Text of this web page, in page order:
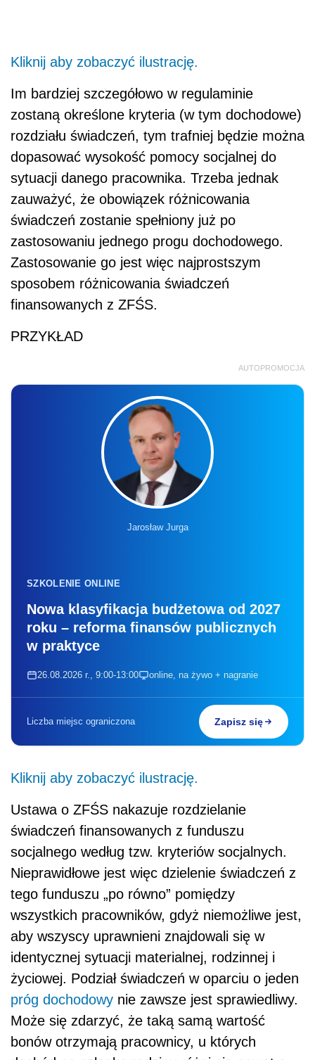
Kliknij aby zobaczyć ilustrację.
Im bardziej szczegółowo w regulaminie
zostaną określone kryteria (w tym dochodowe)
rozdziału świadczeń, tym trafniej będzie można
dopasować wysokość pomocy socjalnej do
sytuacji danego pracownika. Trzeba jednak
zauważyć, że obowiązek różnicowania
świadczeń zostanie spełniony już po
zastosowaniu jednego progu dochodowego.
Zastosowanie go jest więc najprostszym
sposobem różnicowania świadczeń
finansowanych z ZFŚS.
PRZYKŁAD
AUTOPROMOCJA
Jarosław Jurga
SZKOLENIE ONLINE
Nowa klasyfikacja budżetowa od 2027
roku – reforma finansów publicznych
w praktyce
26.08.2026 r., 9:00-13:00 online, na żywo + nagranie
Liczba miejsc ograniczona Zapisz się
Kliknij aby zobaczyć ilustrację.
Ustawa o ZFŚS nakazuje rozdzielanie
świadczeń finansowanych z funduszu
socjalnego według tzw. kryteriów socjalnych.
Nieprawidłowe jest więc dzielenie świadczeń z
tego funduszu „po równo” pomiędzy
wszystkich pracowników, gdyż niemożliwe jest,
aby wszyscy uprawnieni znajdowali się w
identycznej sytuacji materialnej, rodzinnej i
życiowej. Podział świadczeń w oparciu o jeden
próg dochodowy nie zawsze jest sprawiedliwy.
Może się zdarzyć, że taką samą wartość
bonów otrzymają pracownicy, u których